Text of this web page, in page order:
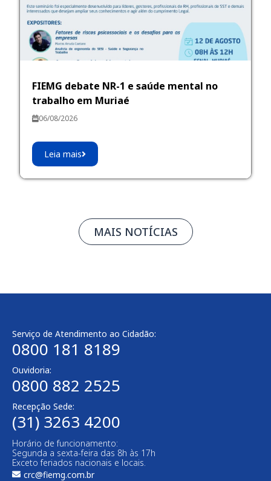
FIEMG debate NR-1 e saúde mental no
trabalho em Muriaé
06/08/2026
Leia mais
MAIS NOTÍCIAS
Serviço de Atendimento ao Cidadão:
0800 181 8189
Ouvidoria:
0800 882 2525
Recepção Sede:
(31) 3263 4200
Horário de funcionamento:
Segunda a sexta-feira das 8h às 17h
Exceto feriados nacionais e locais.
crc@fiemg.com.br